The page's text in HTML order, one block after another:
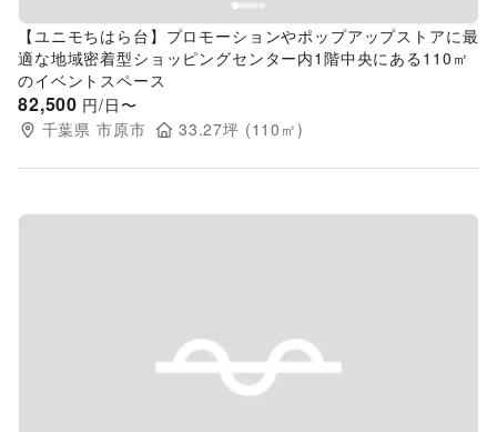
【ユニモちはら台】プロモーションやポップアップストアに最
適な地域密着型ショッピングセンター内1階中央にある110㎡
のイベントスペース
82,500 円/日〜
千葉県 市原市 33.27坪 (110 ㎡)
Previous slide